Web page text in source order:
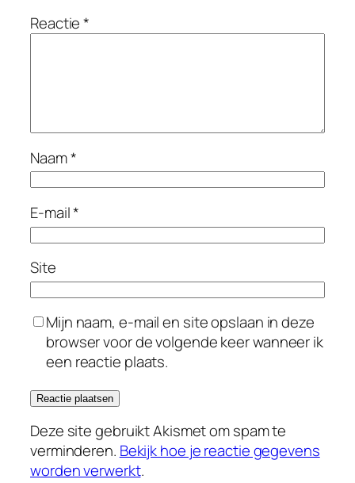
Reactie*
Naam*
E-mail*
Site
Mijn naam, e-mail en site opslaan in deze
browser voor de volgende keer wanneer ik
een reactie plaats.
Deze site gebruikt Akismet om spam te
verminderen. Bekijk hoe je reactie gegevens
worden verwerkt.